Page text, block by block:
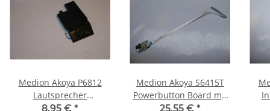
Medion Akoya P6812
Lautsprecher
Soundspeaker links left
8,95 € *
Medion Akoya S6415T
Powerbutton Board mit
Kabel 448.00Z03.0011
25,55 € *